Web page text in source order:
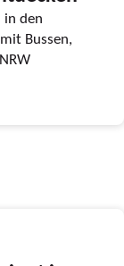
in den
Bussen,